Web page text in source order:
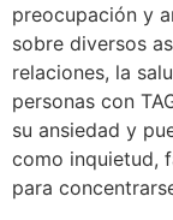
preocupación y
sobre diversos
relaciones, la
personas con
su ansiedad y
como inquietud,
para